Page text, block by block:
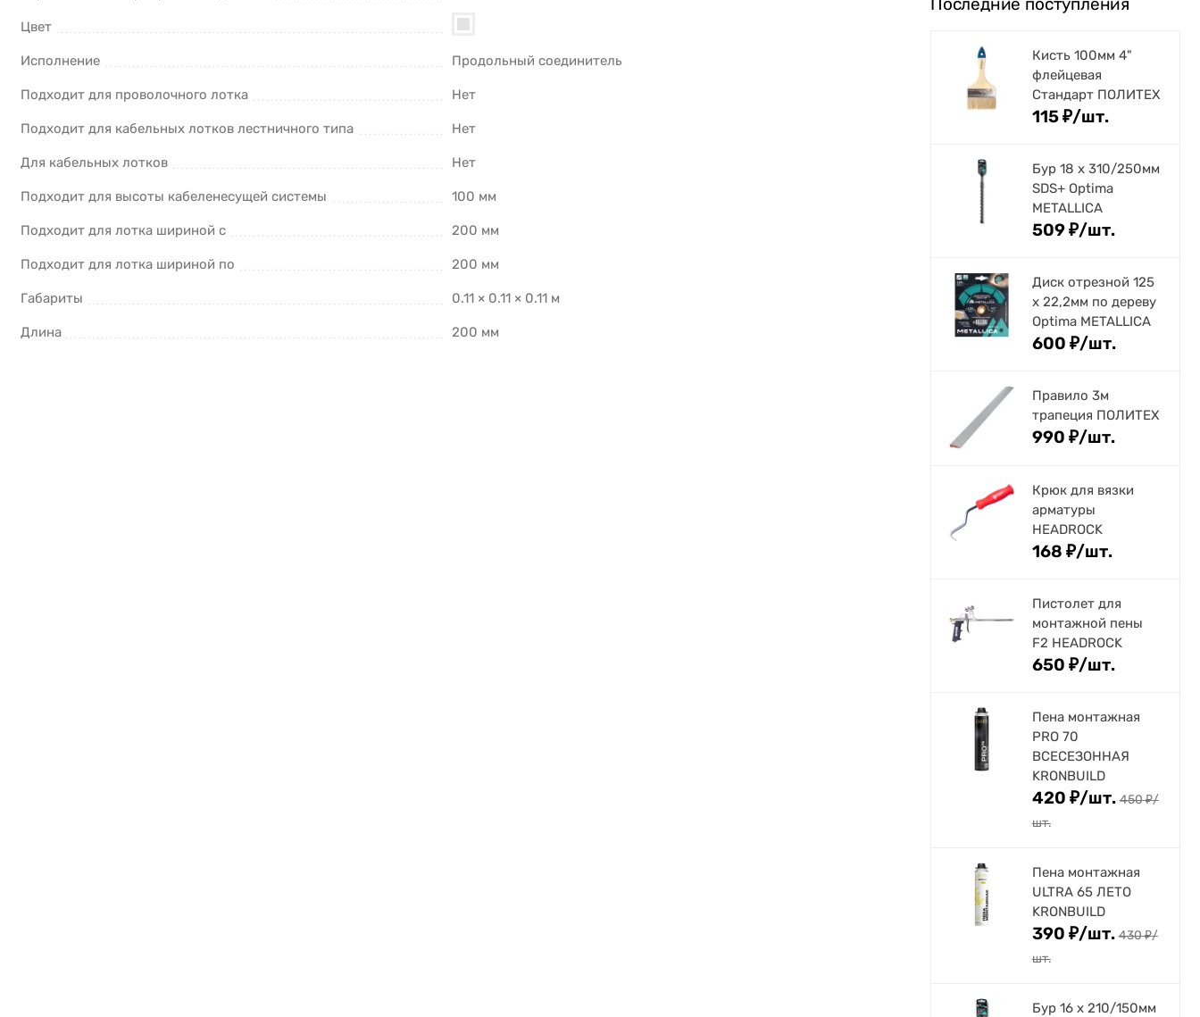
Цвет
Исполнение Продольный соединитель
Подходит для проволочного лотка Нет
Подходит для кабельных лотков лестничного типа Нет
Для кабельных лотков Нет
Подходит для высоты кабеленесущей системы 100 мм
Подходит для лотка шириной с 200 мм
Подходит для лотка шириной по 200 мм
Габариты 0.11 × 0.11 × 0.11 м
Длина 200 мм
Кисть 100мм 4"
флейцевая
Стандарт ПОЛИТЕХ
115₽/шт.
Бур 18 х 310/250мм
SDS+ Optima
METALLICA
509₽/шт.
Диск отрезной 125
x 22,2мм по дереву
Optima METALLICA
600 ₽/шт.
Правило 3м
трапеция ПОЛИТЕХ
990 ₽/шт.
Крюк для вязки
арматуры
HEADROCK
168 ₽/шт.
Пистолет для
монтажной пены
F2 HEADROCK
650 ₽/шт.
Пена монтажная
PRO 70
ВСЕСЕЗОННАЯ
KRONBUILD
420 ₽/шт. 450₽/
шт.
Пена монтажная
ULTRA 65 ЛЕТО
KRONBUILD
390 ₽/шт. 430₽/
шт.
Бур 16 х 210/150мм